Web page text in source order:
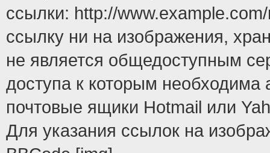
ссылки: http://
ссылку ни на изображения,
не является общедоступным
доступа к которым
почтовые ящики Hotmail или
Для указания ссылок на